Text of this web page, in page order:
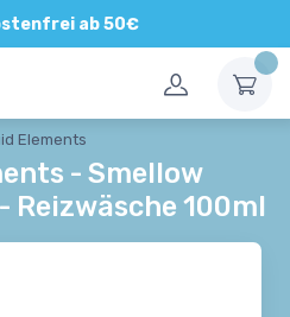
ab 50€
Beratung
Elements
- Smellow
100ml